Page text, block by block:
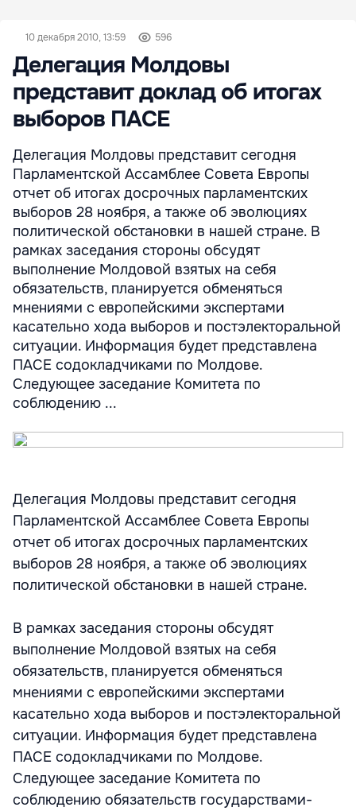
10 декабря 2010, 13:59 596
Делегация Молдовы
представит доклад об итогах
выборов ПАСЕ
Делегация Молдовы представит сегодня
Парламентской Ассамблее Совета Европы
отчет об итогах досрочных парламентских
выборов 28 ноября, а также об эволюциях
политической обстановки в нашей стране. В
рамках заседания стороны обсудят
выполнение Молдовой взятых на себя
обязательств, планируется обменяться
мнениями с европейскими экспертами
касательно хода выборов и постэлекторальной
ситуации. Информация будет представлена
ПАСЕ содокладчиками по Молдове.
Следующее заседание Комитета по
соблюдению ...
Делегация Молдовы представит сегодня
Парламентской Ассамблее Совета Европы
отчет об итогах досрочных парламентских
выборов 28 ноября, а также об эволюциях
политической обстановки в нашей стране.
В рамках заседания стороны обсудят
выполнение Молдовой взятых на себя
обязательств, планируется обменяться
мнениями с европейскими экспертами
касательно хода выборов и постэлекторальной
ситуации. Информация будет представлена
ПАСЕ содокладчиками по Молдове.
Следующее заседание Комитета по
соблюдению обязательств государствами-